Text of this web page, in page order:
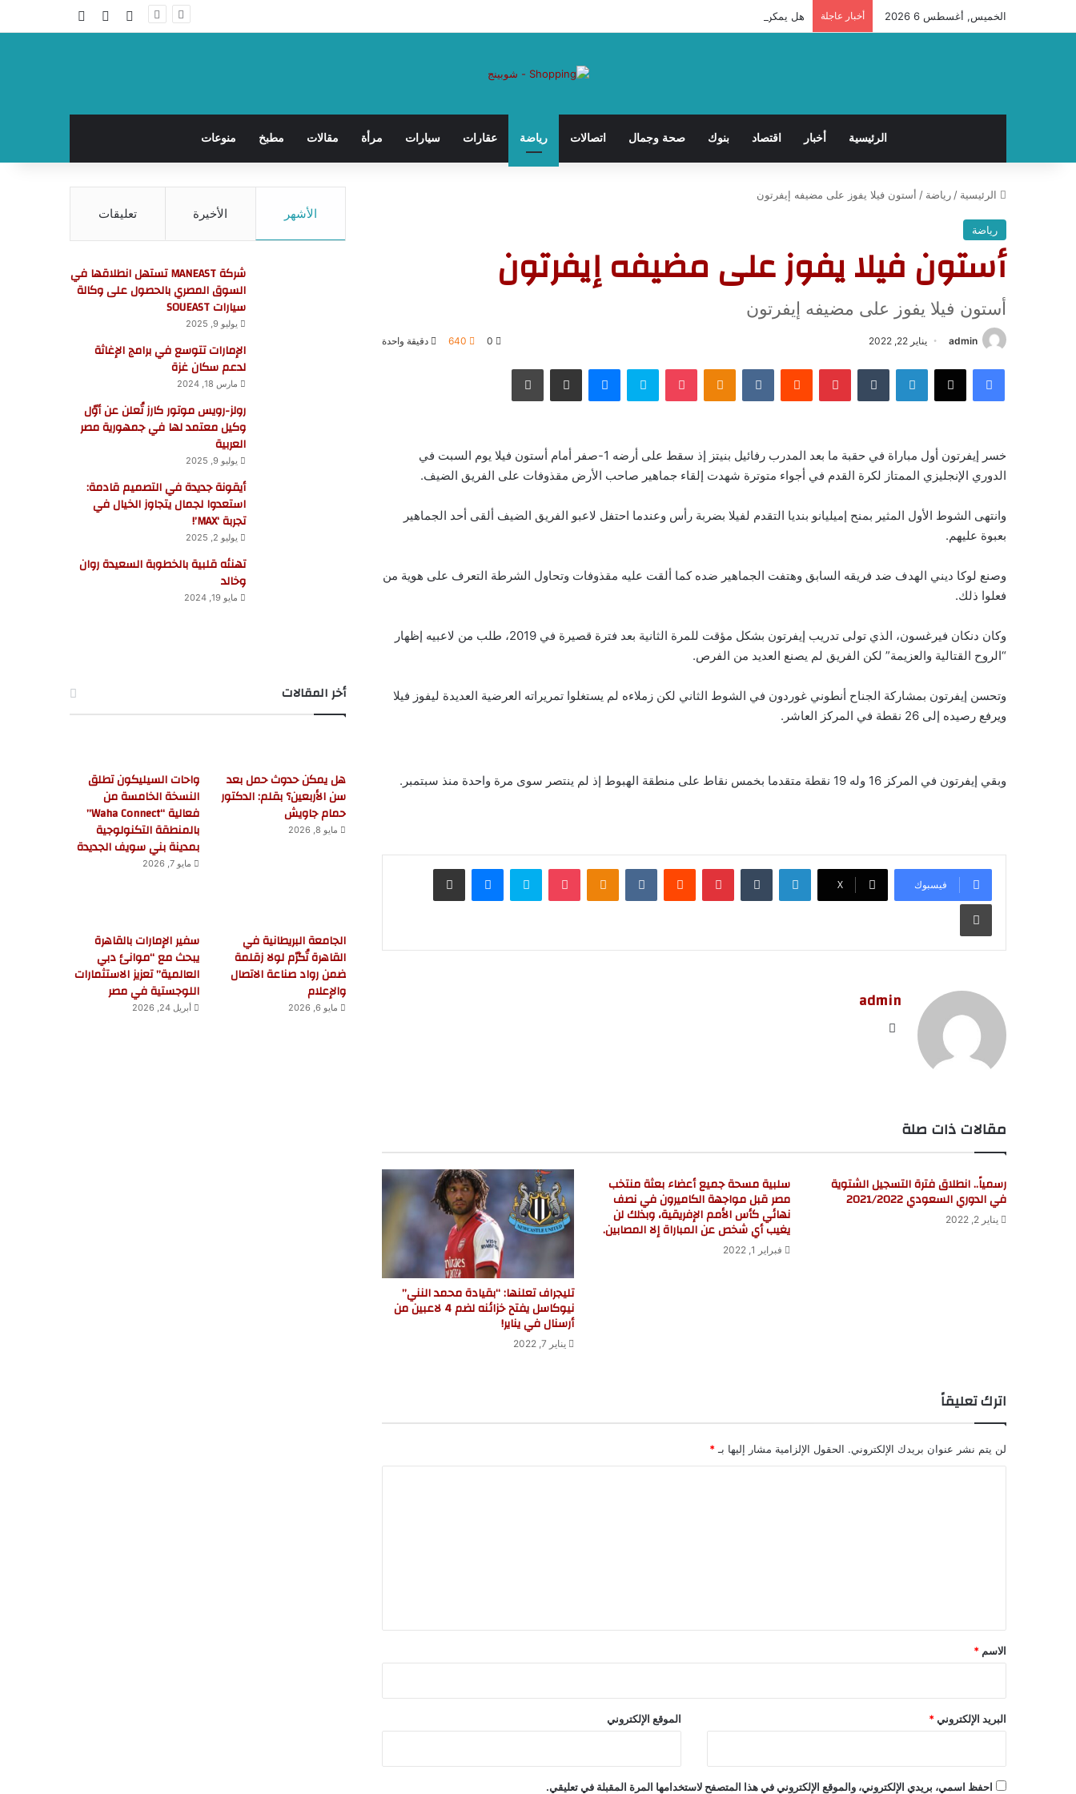
الخميس, أغسطس 6 2026 أخبار عاجلة هل يمكن حدوث حمل بعد سن الأربعين؟ بقلم: الدكتور حمام جاويش تسجيل الدخول
مقال عشوائي
الرئيسية أخبار اقتصاد بنوك صحة وجمال اتصالات رياضة عقارات سيارات مرأة مقالات مطبخ منوعات
الرئيسية / رياضة / أستون فيلا يفوز على مضيفه إيفرتون
رياضة
أستون فيلا يفوز على مضيفه إيفرتون
أستون فيلا يفوز على مضيفه إيفرتون
admin يناير 22, 2022 0
640 دقيقة واحدة
فيسبوك لينكدإن بينتيريست سكايب
خسر إيفرتون أول مباراة في حقبة ما بعد المدرب رفائيل بنيتز إذ سقط على أرضه 1-صفر أمام أستون فيلا يوم السبت في
الدوري الإنجليزي الممتاز لكرة القدم في أجواء متوترة شهدت إلقاء جماهير صاحب الأرض مقذوفات على الفريق الضيف.
وانتهى الشوط الأول المثير بمنح إميليانو بنديا التقدم لفيلا بضربة رأس وعندما احتفل لاعبو الفريق الضيف ألقى أحد الجماهير
بعبوة عليهم.
وصنع لوكا ديني الهدف ضد فريقه السابق وهتفت الجماهير ضده كما ألقت عليه مقذوفات وتحاول الشرطة التعرف على هوية من
فعلوا ذلك.
وكان دنكان فيرغسون، الذي تولى تدريب إيفرتون بشكل مؤقت للمرة الثانية بعد فترة قصيرة في 2019، طلب من لاعبيه إظهار
“الروح القتالية والعزيمة” لكن الفريق لم يصنع العديد من الفرص.
وتحسن إيفرتون بمشاركة الجناح أنطوني غوردون في الشوط الثاني لكن زملاءه لم يستغلوا تمريراته العرضية العديدة ليفوز فيلا
ويرفع رصيده إلى 26 نقطة في المركز العاشر.
وبقي إيفرتون في المركز 16 وله 19 نقطة متقدما بخمس نقاط على منطقة الهبوط إذ لم ينتصر سوى مرة واحدة منذ سبتمبر.
فيسبوك ‫X
لينكدإن بينتيريست سكايب
طباعة
admin
مقالات ذات صلة
رسمياً.. انطلاق فترة التسجيل الشتوية
في الدوري السعودي 2021/2022
يناير 2, 2022
سلبية مسحة جميع أعضاء بعثة منتخب
مصر قبل مواجهة الكاميرون في نصف
نهائي كأس الأمم الإفريقية، وبذلك لن
يغيب أي شخص عن المباراة إلا المصابين.
فبراير 1, 2022
تليجراف تعلنها: “بقيادة محمد النني”
نيوكاسل يفتح خزائنه لضم 4 لاعبين من
أرسنال في يناير!
يناير 7, 2022
اترك تعليقاً
لن يتم نشر عنوان بريدك الإلكتروني. الحقول الإلزامية مشار إليها بـ *
*
الاسم *
البريد الإلكتروني * الموقع الإلكتروني
احفظ اسمي، بريدي الإلكتروني، والموقع الإلكتروني في هذا المتصفح لاستخدامها المرة المقبلة في تعليقي.
الأشهر الأخيرة تعليقات
شركة MANEAST تستهل انطلاقها في
السوق المصري بالحصول على وكالة
سيارات SOUEAST
يوليو 9, 2025
الإمارات تتوسع في برامج الإغاثة
لدعم سكان غزة
مارس 18, 2024
رولز-رويس موتور كارز تُعلن عن أوّل
وكيل معتمد لها في جمهورية مصر
العربية
يوليو 9, 2025
أيقونة جديدة في التصميم قادمة:
استعدوا لجمال يتجاوز الخيال في
تجربة ‘MAX’!
يوليو 2, 2025
تهنئه قلبية بالخطوبة السعيدة روان
وخالد
مايو 19, 2024
أخر المقالات
هل يمكن حدوث حمل بعد
سن الأربعين؟ بقلم: الدكتور
حمام جاويش
مايو 8, 2026
واحات السيليكون تطلق
النسخة الخامسة من
فعالية “Waha Connect”
بالمنطقة التكنولوجية
بمدينة بني سويف الجديدة
مايو 7, 2026
الجامعة البريطانية في
القاهرة تُكرّم لولا زقلمة
ضمن رواد صناعة الاتصال
والإعلام
مايو 6, 2026
سفير الإمارات بالقاهرة
يبحث مع “موانئ دبي
العالمية” تعزيز الاستثمارات
اللوجستية في مصر
أبريل 24, 2026